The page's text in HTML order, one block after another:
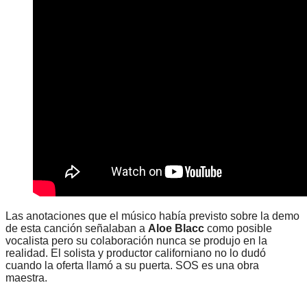
Las anotaciones que el músico había previsto sobre la demo
de esta canción señalaban a Aloe Blacc como posible
vocalista pero su colaboración nunca se produjo en la
realidad. El solista y productor californiano no lo dudó
cuando la oferta llamó a su puerta. SOS es una obra
maestra.